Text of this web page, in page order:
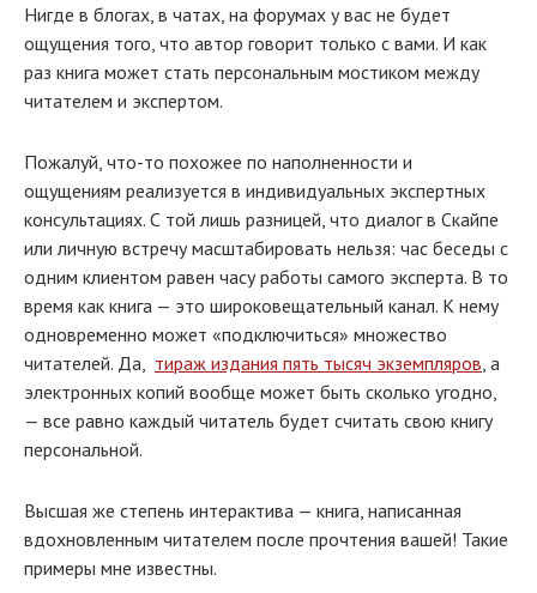
Нигде в блогах, в чатах, на форумах у вас не будет
ощущения того, что автор говорит только с вами. И как
раз книга может стать персональным мостиком между
читателем и экспертом.
Пожалуй, что-то похожее по наполненности и
ощущениям реализуется в индивидуальных экспертных
консультациях. С той лишь разницей, что диалог в Скайпе
или личную встречу масштабировать нельзя: час беседы с
одним клиентом равен часу работы самого эксперта. В то
время как книга — это широковещательный канал. К нему
одновременно может «подключиться» множество
читателей. Да, тираж издания пять тысяч экземпляров , а
электронных копий вообще может быть сколько угодно,
— все равно каждый читатель будет считать свою книгу
персональной.
Высшая же степень интерактива — книга, написанная
вдохновленным читателем после прочтения вашей! Такие
примеры мне известны.